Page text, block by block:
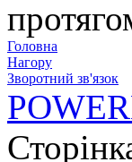
Головна
Нагору
Зворотний зв'язок